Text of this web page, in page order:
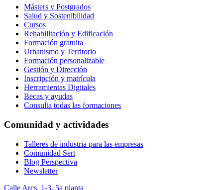
Másters y Postgrados
Salud y Sostenibilidad
Cursos
Rehabilitación y Edificación
Formación gratuita
Urbanismo y Territorio
Formación personalizable
Gestión y Dirección
Inscripción y matrícula
Herramientas Digitales
Becas y ayudas
Consulta todas las formaciones
Comunidad y actividades
Talleres de industria para las empresas
Comunidad Sert
Blog Perspectiva
Newsletter
Calle Arcs, 1-3, 5a planta